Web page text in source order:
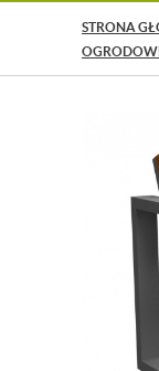
STRONA